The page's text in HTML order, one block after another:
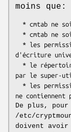
moins que:
d'écriture
par le super-
ne
De plus,
/etc/
doivent avoir